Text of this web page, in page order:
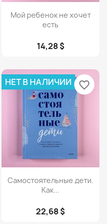
Просмотр
Мой ребенок не хочет
есть
14,28 $
Просмотр
Самостоятельные дети.
Как...
22,68 $
НЕТ В НАЛИЧИИ favorite_border